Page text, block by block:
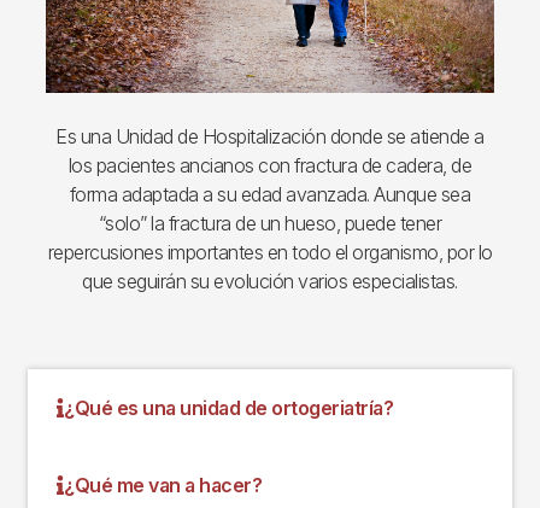
Es una Unidad de Hospitalización donde se atiende a
los pacientes ancianos con fractura de cadera, de
forma adaptada a su edad avanzada. Aunque sea
“solo” la fractura de un hueso, puede tener
repercusiones importantes en todo el organismo, por lo
que seguirán su evolución varios especialistas.
¿Qué es una unidad de ortogeriatría?
¿Qué me van a hacer?